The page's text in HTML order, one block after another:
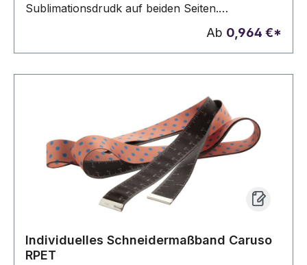
Sublimationsdrudk auf beiden Seiten.
Ab 0,964 €*
Individuelles Schneidermaßband Caruso
RPET